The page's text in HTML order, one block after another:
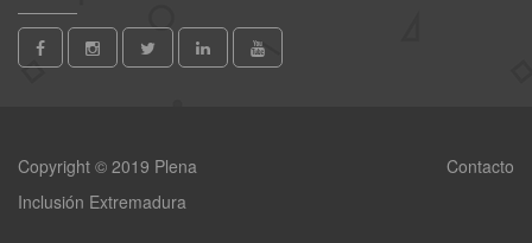
Copyright © 2019 Plena
Inclusión Extremadura
Contacto